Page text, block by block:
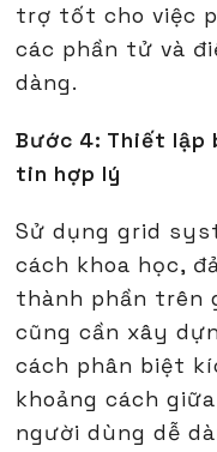
trợ tốt cho việc
các phần tử và
dàng.
Bước 4: Thiết lập
tin hợp lý
Sử dụng grid
cách khoa học,
thành phần trên
cũng cần xây
cách phân biệt
khoảng cách
người dùng dễ